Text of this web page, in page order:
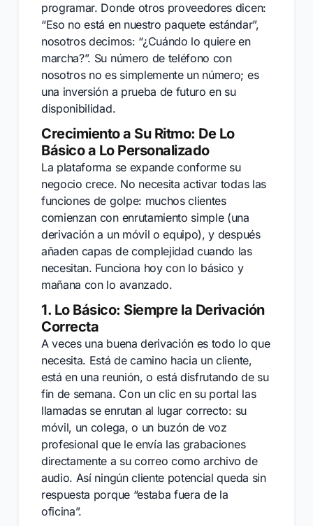
programar. Donde otros proveedores dicen:
“Eso no está en nuestro paquete estándar”,
nosotros decimos: “¿Cuándo lo quiere en
marcha?”. Su número de teléfono con
nosotros no es simplemente un número; es
una inversión a prueba de futuro en su
disponibilidad.
Crecimiento a Su Ritmo: De Lo
Básico a Lo Personalizado
La plataforma se expande conforme su
negocio crece. No necesita activar todas las
funciones de golpe: muchos clientes
comienzan con enrutamiento simple (una
derivación a un móvil o equipo), y después
añaden capas de complejidad cuando las
necesitan. Funciona hoy con lo básico y
mañana con lo avanzado.
1. Lo Básico: Siempre la Derivación
Correcta
A veces una buena derivación es todo lo que
necesita. Está de camino hacia un cliente,
está en una reunión, o está disfrutando de su
fin de semana. Con un clic en su portal las
llamadas se enrutan al lugar correcto: su
móvil, un colega, o un buzón de voz
profesional que le envía las grabaciones
directamente a su correo como archivo de
audio. Así ningún cliente potencial queda sin
respuesta porque “estaba fuera de la
oficina”.